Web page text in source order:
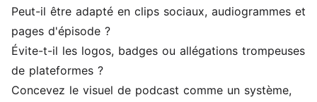
Peut-il être adapté en clips sociaux, audiogrammes et
pages d'épisode ?
Évite-t-il les logos, badges ou allégations trompeuses
de plateformes ?
Concevez le visuel de podcast comme un système,